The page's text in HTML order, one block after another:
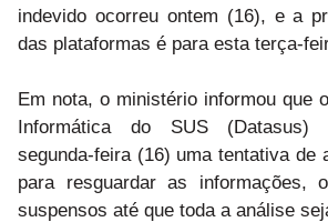
indevido ocorreu ontem (16), e a
das plataformas é para esta terça-
Em nota, o ministério informou que
Informática do SUS (Datasus)
segunda-feira (16) uma tentativa de
para resguardar as informações,
suspensos até que toda a análise